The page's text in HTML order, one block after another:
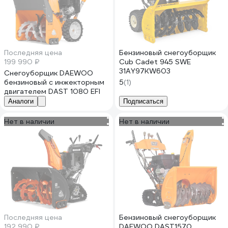
Последняя цена
199 990 ₽
Снегоуборщик DAEWOO
бензиновый с инжекторным
двигателем DAST 1080 EFI
Аналоги
Бензиновый снегоуборщик
Cub Cadet 945 SWE
31AY97KW603
5(1)
Подписаться
Нет в наличии
Последняя цена
Нет в наличии
Бензиновый снегоуборщик